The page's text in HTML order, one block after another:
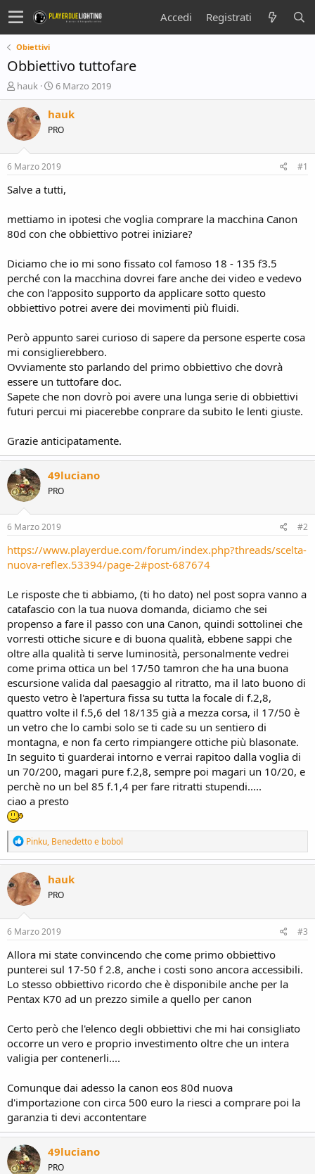
Accedi Registrati
Obiettivi
Obbiettivo tuttofare
C
r
e
a
t
r
e
D
c
u
s
i
n
e
hauk
D
a
t
d
n
i
o
6 Marzo 2019
hauk
PRO
6 Marzo 2019 #1
Salve a tutti,
mettiamo in ipotesi che voglia comprare la macchina Canon
80d con che obbiettivo potrei iniziare?
Diciamo che io mi sono fissato col famoso 18 - 135 f3.5
perché con la macchina dovrei fare anche dei video e vedevo
che con l'apposito supporto da applicare sotto questo
obbiettivo potrei avere dei movimenti più fluidi.
Però appunto sarei curioso di sapere da persone esperte cosa
mi consiglierebbero.
Ovviamente sto parlando del primo obbiettivo che dovrà
essere un tuttofare doc.
Sapete che non dovrò poi avere una lunga serie di obbiettivi
futuri percui mi piacerebbe conprare da subito le lenti giuste.
Grazie anticipatamente.
49luciano
PRO
6 Marzo 2019 #2
https://www.playerdue.com/forum/index.php?threads/scelta-
nuova-reflex.53394/page-2#post-687674
Le risposte che ti abbiamo, (ti ho dato) nel post sopra vanno a
catafascio con la tua nuova domanda, diciamo che sei
propenso a fare il passo con una Canon, quindi sottolinei che
vorresti ottiche sicure e di buona qualità, ebbene sappi che
oltre alla qualità ti serve luminosità, personalmente vedrei
come prima ottica un bel 17/50 tamron che ha una buona
escursione valida dal paesaggio al ritratto, ma il lato buono di
questo vetro è l'apertura fissa su tutta la focale di f.2,8,
quattro volte il f.5,6 del 18/135 già a mezza corsa, il 17/50 è
un vetro che lo cambi solo se ti cade su un sentiero di
montagna, e non fa certo rimpiangere ottiche più blasonate.
In seguito ti guarderai intorno e verrai rapitoo dalla voglia di
un 70/200, magari pure f.2,8, sempre poi magari un 10/20, e
perchè no un bel 85 f.1,4 per fare ritratti stupendi.....
ciao a presto
R
e
a
c
t
i
o
n
s
Pinku, Benedettoe bobol
hauk
PRO
6 Marzo 2019 #3
Allora mi state convincendo che come primo obbiettivo
punterei sul 17-50 f 2.8, anche i costi sono ancora accessibili.
Lo stesso obbiettivo ricordo che è disponibile anche per la
Pentax K70 ad un prezzo simile a quello per canon
Certo però che l'elenco degli obbiettivi che mi hai consigliato
occorre un vero e proprio investimento oltre che un intera
valigia per contenerli....
Comunque dai adesso la canon eos 80d nuova
d'importazione con circa 500 euro la riesci a comprare poi la
garanzia ti devi accontentare
49luciano
PRO